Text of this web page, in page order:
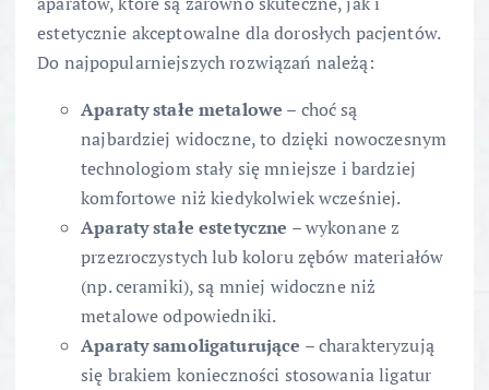
estetycznie akceptowalne dla dorosłych pacjentów.
Do najpopularniejszych rozwiązań należą:
Aparaty stałe metalowe – choć są
najbardziej widoczne, to dzięki nowoczesnym
technologiom stały się mniejsze i bardziej
komfortowe niż kiedykolwiek wcześniej.
Aparaty stałe estetyczne – wykonane z
przezroczystych lub koloru zębów materiałów
(np. ceramiki), są mniej widoczne niż
metalowe odpowiedniki.
Aparaty samoligaturujące – charakteryzują
się brakiem konieczności stosowania ligatur